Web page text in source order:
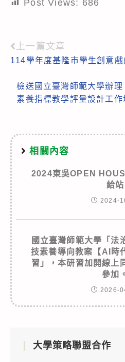
Post Views: 686
Read
more
articles
上一篇文章
114學年度基隆市學生創意
檢送國立臺灣師範大學辦
素養指標教學評量設計工
相關內容
2024東吳OPEN
給站
2024-
國立臺灣師範大學「法
技素養導向教案【AI時
習」，本研習加開線上
參加。
2026-
大學策略聯盟合作